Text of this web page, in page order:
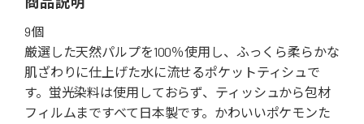
9個
厳選した天然パルプを100％使用し、ふっくら柔らかな
肌ざわりに仕上げた水に流せるポケットティシュで
す。蛍光染料は使用しておらず、ティッシュから包材
フィルムまですべて日本製です。かわいいポケモンた